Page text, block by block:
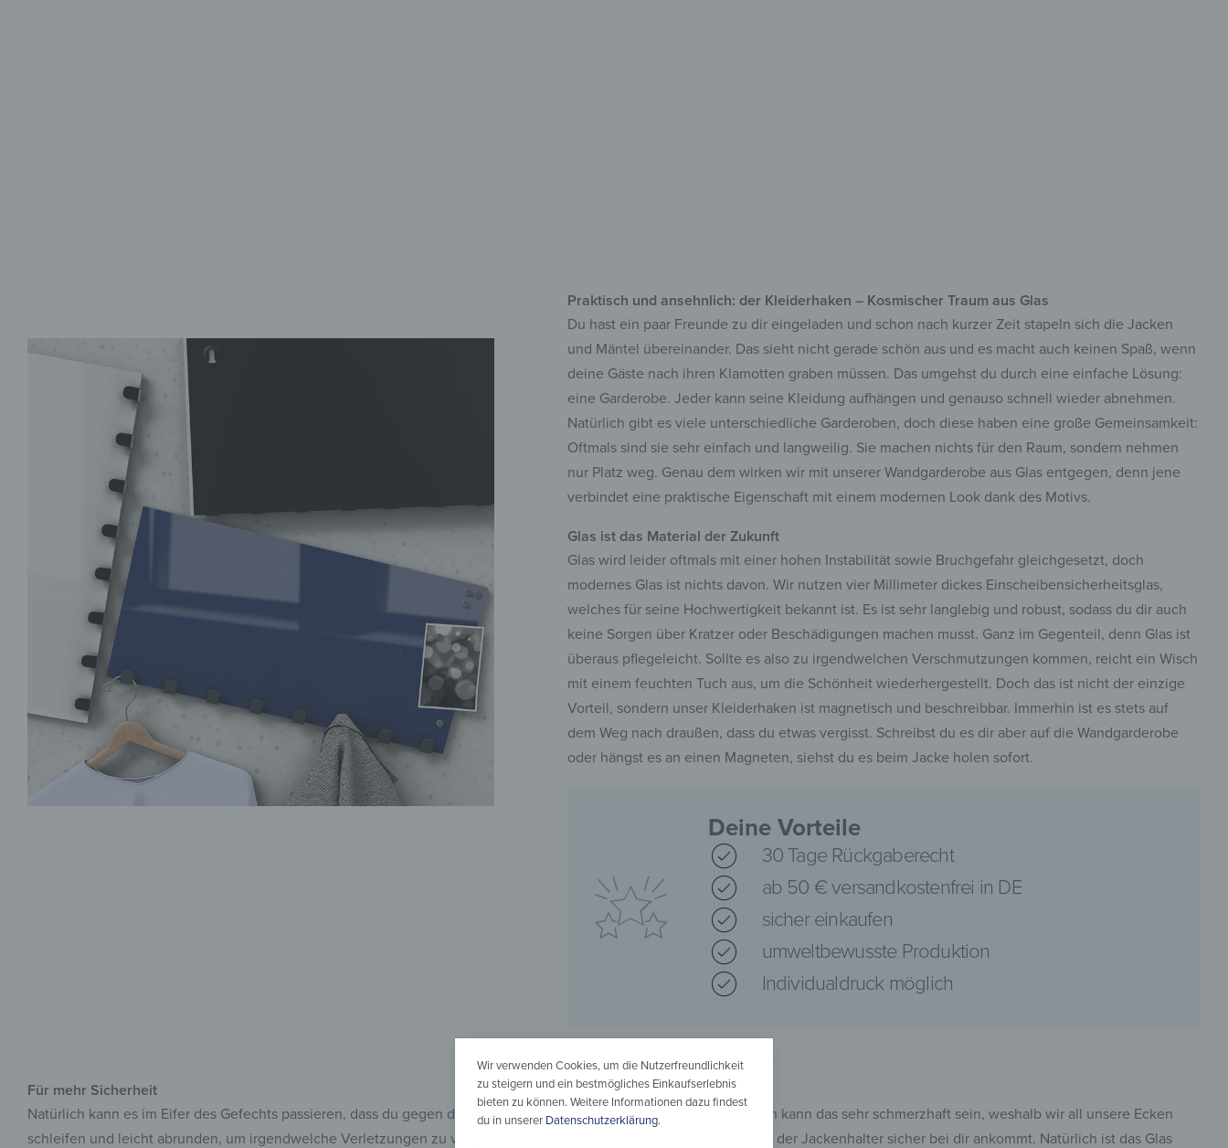
Praktisch und ansehnlich: der Kleiderhaken – Kosmischer Traum aus Glas
Du hast ein paar Freunde zu dir eingeladen und schon nach kurzer Zeit stapeln sich die Jacken
und Mäntel übereinander. Das sieht nicht gerade schön aus und es macht auch keinen Spaß, wenn
deine Gäste nach ihren Klamotten graben müssen. Das umgehst du durch eine einfache Lösung:
eine Garderobe. Jeder kann seine Kleidung aufhängen und genauso schnell wieder abnehmen.
Natürlich gibt es viele unterschiedliche Garderoben, doch diese haben eine große Gemeinsamkeit:
Oftmals sind sie sehr einfach und langweilig. Sie machen nichts für den Raum, sondern nehmen
nur Platz weg. Genau dem wirken wir mit unserer Wandgarderobe aus Glas entgegen, denn jene
verbindet eine praktische Eigenschaft mit einem modernen Look dank des Motivs.
Glas ist das Material der Zukunft
Glas wird leider oftmals mit einer hohen Instabilität sowie Bruchgefahr gleichgesetzt, doch
modernes Glas ist nichts davon. Wir nutzen vier Millimeter dickes Einscheibensicherheitsglas,
welches für seine Hochwertigkeit bekannt ist. Es ist sehr langlebig und robust, sodass du dir auch
keine Sorgen über Kratzer oder Beschädigungen machen musst. Ganz im Gegenteil, denn Glas ist
überaus pflegeleicht. Sollte es also zu irgendwelchen Verschmutzungen kommen, reicht ein Wisch
mit einem feuchten Tuch aus, um die Schönheit wiederhergestellt. Doch das ist nicht der einzige
Vorteil, sondern unser Kleiderhaken ist magnetisch und beschreibbar. Immerhin ist es stets auf
dem Weg nach draußen, dass du etwas vergisst. Schreibst du es dir aber auf die Wandgarderobe
oder hängst es an einen Magneten, siehst du es beim Jacke holen sofort.
Deine Vorteile
30 Tage Rückgaberecht
ab 50 € versandkostenfrei in DE
sicher einkaufen
umweltbewusste Produktion
Individualdruck möglich
Für mehr Sicherheit
Natürlich kann es im Eifer des Gefechts passieren, dass du gegen die Ecken der Garderobe stößt. Bei scharfen Kanten kann das sehr schmerzhaft sein, weshalb wir all unsere Ecken
schleifen und leicht abrunden, um irgendwelche Verletzungen zu vermeiden. Gleichermaßen achten wir darauf, dass der Jackenhalter sicher bei dir ankommt. Natürlich ist das Glas
pinterest
Wir verwenden Cookies, um die Nutzerfreundlichkeit
zu steigern und ein bestmögliches Einkaufserlebnis
bieten zu können. Weitere Informationen dazu findest
du in unserer Datenschutzerklärung.